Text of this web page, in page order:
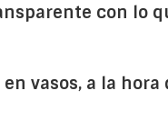
con lo
vasos, a la